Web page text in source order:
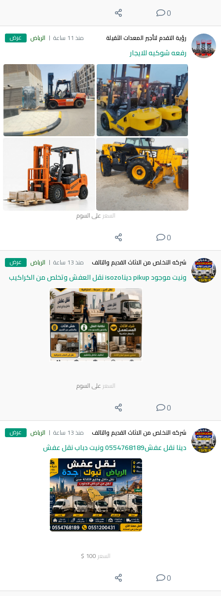
0
رؤية التقدم لتأجير المعدات الثقيلة منذ 11 ساعة الرياض عرض
رفعه شوكيه للايجار
السعر على السوم
0
شركه التخلص من الاثاث القديم والتالف منذ 13 ساعة الرياض عرض
ونيت موجود pikup ديناisozo نقل العفش وتخلص من الكراكيب
السعر على السوم
0
شركه التخلص من الاثاث القديم والتالف منذ 13 ساعة الرياض عرض
دينا نقل عفش0554768189 ونيت دباب نقل عفش
السعر 100
$
0